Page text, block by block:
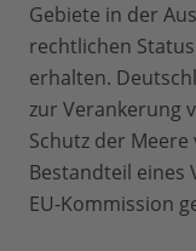
Gebiete in der
rechtlichen
erhalten.
zur Verankerung
Schutz der
Bestandteil eines
EU-Kommission